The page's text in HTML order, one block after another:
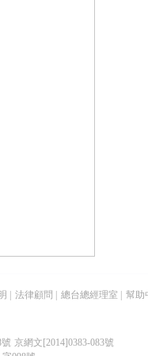
法律顧問 總台總經理室 幫助
京網文[2014]0383-083號